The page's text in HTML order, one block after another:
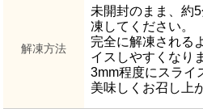
解凍方法
未開封のまま、約
凍してください。
完全に解凍される
イスしやすくなり
3mm程度にスライ
美味しくお召し上